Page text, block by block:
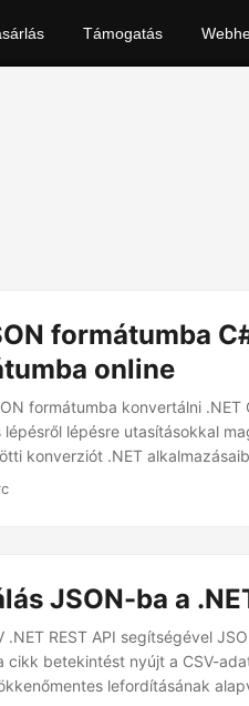
Támogatás
formátumba
online
formátumba konvertálni .NET
lépésre utasításokkal
konverziót .NET
JSON-ba a
REST API segítségével
cikk betekintést nyújt a CSV-
lefordításának